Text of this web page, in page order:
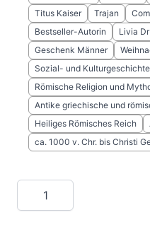
Titus Kaiser
Trajan
Bestseller-Autorin
Livia
Geschenk Männer
Sozial- und Kulturgeschichte
Römische Religion und
Antike griechische und
Heiliges Römisches Reich
ca. 1000 v. Chr. bis Christi
Menge